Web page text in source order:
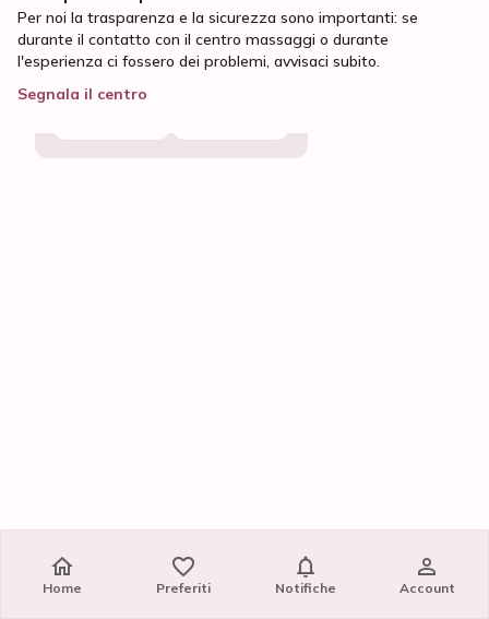
Per noi la trasparenza e la sicurezza sono importanti: se
durante il contatto con il centro massaggi o durante
l'esperienza ci fossero dei problemi, avvisaci subito.
Segnala il centro
Home Preferiti Notifiche Account
Home Preferiti Notifiche Account